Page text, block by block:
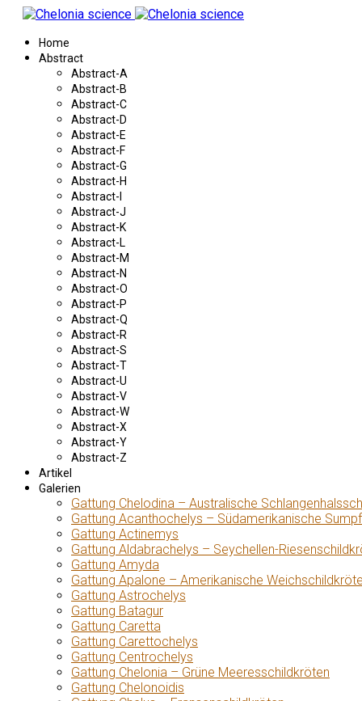
Home
Abstract
Abstract-A
Abstract-B
Abstract-C
Abstract-D
Abstract-E
Abstract-F
Abstract-G
Abstract-H
Abstract-I
Abstract-J
Abstract-K
Abstract-L
Abstract-M
Abstract-N
Abstract-O
Abstract-P
Abstract-Q
Abstract-R
Abstract-S
Abstract-T
Abstract-U
Abstract-V
Abstract-W
Abstract-X
Abstract-Y
Abstract-Z
Artikel
Galerien
Gattung Chelodina – Australische
Gattung Acanthochelys – Südamerikanische
Gattung Actinemys
Gattung Aldabrachelys – Seychellen-
Gattung Amyda
Gattung Apalone – Amerikanische
Gattung Astrochelys
Gattung Batagur
Gattung Caretta
Gattung Carettochelys
Gattung Centrochelys
Gattung Chelonia – Grüne Meeresschildkröten
Gattung Chelonoidis